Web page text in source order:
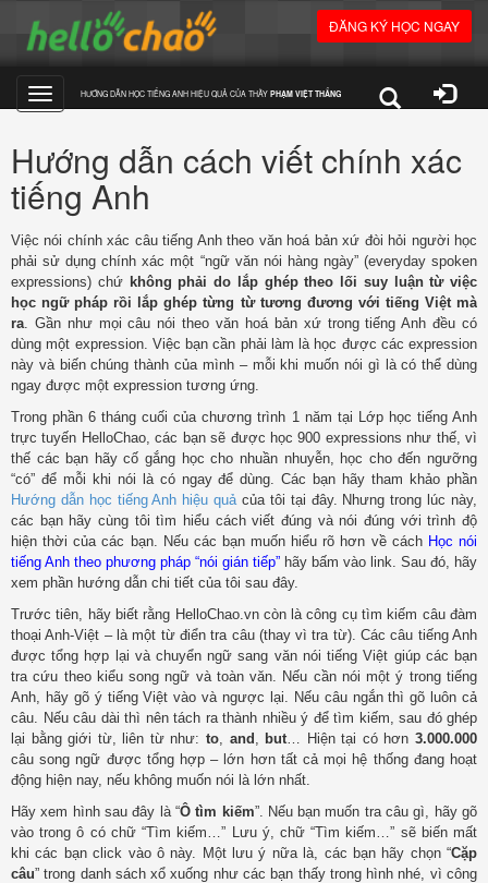
ĐĂNG KÝ HỌC NGAY
Toggle
navigation
HƯỚNG DẪN HỌC TIẾNG ANH HIỆU QUẢ CỦA THẦY PHẠM VIỆT THẮNG
Hướng dẫn cách viết chính xác
tiếng Anh
Việc nói chính xác câu tiếng Anh theo văn hoá bản xứ đòi hỏi người học
phải sử dụng chính xác một “ngữ văn nói hàng ngày” (everyday spoken
expressions) chứ không phải do lắp ghép theo lối suy luận từ việc
học ngữ pháp rồi lắp ghép từng từ tương đương với tiếng Việt mà
ra. Gần như mọi câu nói theo văn hoá bản xứ trong tiếng Anh đều có
dùng một expression. Việc bạn cần phải làm là học được các expression
này và biến chúng thành của mình – mỗi khi muốn nói gì là có thể dùng
ngay được một expression tương ứng.
Trong phần 6 tháng cuối của chương trình 1 năm tại Lớp học tiếng Anh
trực tuyến HelloChao, các bạn sẽ được học 900 expressions như thế, vì
thế các bạn hãy cố gắng học cho nhuần nhuyễn, học cho đến ngưỡng
“có” để mỗi khi nói là có ngay để dùng. Các bạn hãy tham khảo phần
Hướng dẫn học tiếng Anh hiệu quả của tôi tại đây. Nhưng trong lúc này,
các bạn hãy cùng tôi tìm hiểu cách viết đúng và nói đúng với trình độ
hiện thời của các bạn. Nếu các bạn muốn hiểu rõ hơn về cách Học nói
tiếng Anh theo phương pháp “nói gián tiếp” hãy bấm vào link. Sau đó, hãy
xem phần hướng dẫn chi tiết của tôi sau đây.
Trước tiên, hãy biết rằng HelloChao.vn còn là công cụ tìm kiếm câu đàm
thoại Anh-Việt – là một từ điển tra câu (thay vì tra từ). Các câu tiếng Anh
được tổng hợp lại và chuyển ngữ sang văn nói tiếng Việt giúp các bạn
tra cứu theo kiểu song ngữ và toàn văn. Nếu cần nói một ý trong tiếng
Anh, hãy gõ ý tiếng Việt vào và ngược lại. Nếu câu ngắn thì gõ luôn cả
câu. Nếu câu dài thì nên tách ra thành nhiều ý để tìm kiếm, sau đó ghép
lại bằng giới từ, liên từ như: to, and , but… Hiện tại có hơn3.000.000
câu song ngữ được tổng hợp – lớn hơn tất cả mọi hệ thống đang hoạt
động hiện nay, nếu không muốn nói là lớn nhất.
Hãy xem hình sau đây là “Ô tìm kiếm”. Nếu bạn muốn tra câu gì, hãy gõ
vào trong ô có chữ “Tìm kiếm…” Lưu ý, chữ “Tìm kiếm…” sẽ biến mất
khi các bạn click vào ô này. Một lưu ý nữa là, các bạn hãy chọn “Cặp
câu” trong danh sách xổ xuống như các bạn thấy trong hình nhé, vì công